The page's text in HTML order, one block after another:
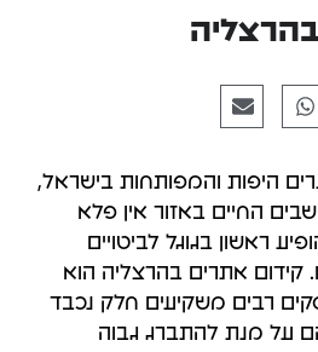
היפות והמפותחות בישראל,
אלף תושבים החיים באזור אין פלא
ראשון בגוגל לביטויים
קידום אתרים בהרצליה הוא
רבים משקיעים חלק נכבד
על מנת להתברג גבוה